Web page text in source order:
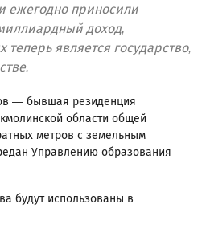
ежегодно приносили
доход,
теперь является государство,
— бывшая резиденция
области общей
метров с земельным
Управлению образования
будут использованы в